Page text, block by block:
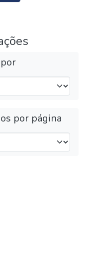
por página